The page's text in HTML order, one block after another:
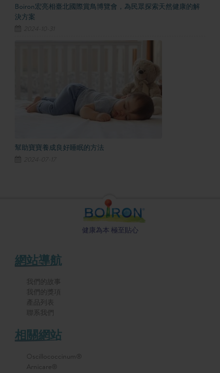
Boiron宏亮相臺北國際賞鳥博覽會，為民眾探索天然健康的解
決方案
幫助寶寶養成良好睡眠的方法
健康為本 極至貼心
網站導航
我們的故事
我們的獎項
產品列表
聯系我們
相關網站
Oscillococcinum®
Arnicare®